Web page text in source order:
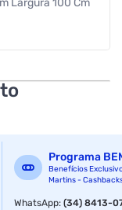
Largura 100 Cm
Programa
Benefícios
Martins -
WhatsApp:(34) 8413-